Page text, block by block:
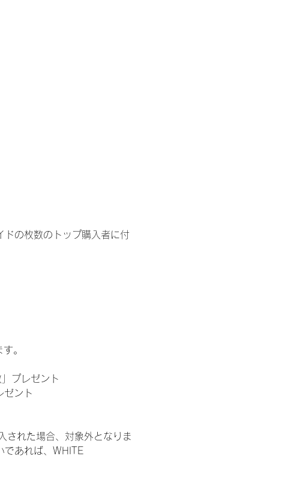
の枚数のトップ購入者に付
。
プレゼント
ゼント
された場合、対象外となりま
であれば、WHITE